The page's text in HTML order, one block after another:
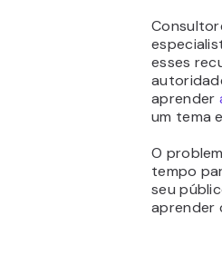
esses
aprender
um tema
O
tempo
seu
aprender